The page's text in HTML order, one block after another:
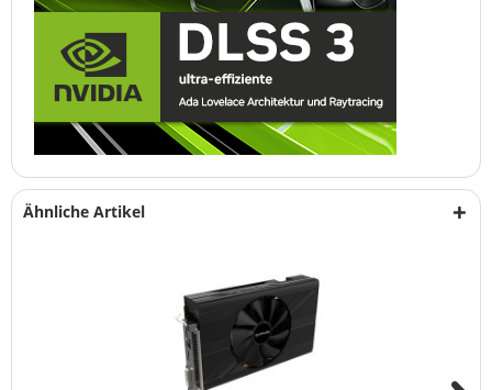
Ähnliche Artikel